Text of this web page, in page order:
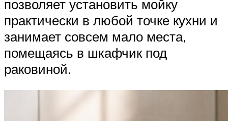
позволяет установить мойку
практически в любой точке кухни и
занимает совсем мало места,
помещаясь в шкафчик под
раковиной.